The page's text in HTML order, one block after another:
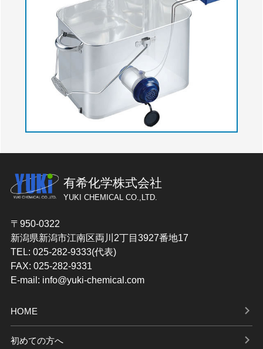
有希化学株式会社
YUKI CHEMICAL CO.,LTD.
〒950-0322
新潟県新潟市江南区両川2丁目3927番地17
TEL: 025-282-9333(代表)
FAX: 025-282-9331
E-mail: info@yuki-chemical.com
HOME
初めての方へ